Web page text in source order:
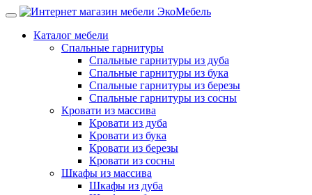
Каталог мебели
Спальные гарнитуры
Спальные гарнитуры из дуба
Спальные гарнитуры из бука
Спальные гарнитуры из березы
Спальные гарнитуры из сосны
Кровати из массива
Кровати из дуба
Кровати из бука
Кровати из березы
Кровати из сосны
Шкафы из массива
Шкафы из дуба